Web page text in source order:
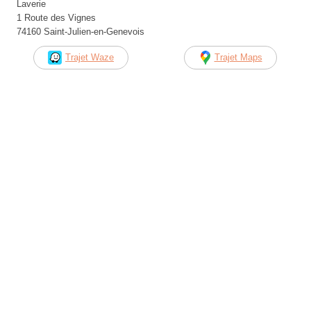
Laverie
1 Route des Vignes
74160 Saint-Julien-en-Genevois
Trajet Waze Trajet Maps